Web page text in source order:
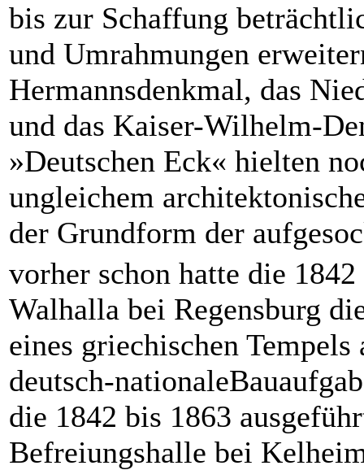
bis zur Schaffung
und Umrahmungen
Hermannsdenkmal, das
und das Kaiser-Wilhelm-
»Deutschen Eck« hielten
ungleichem
der Grundform der
vorher schon hatte die
Walhalla bei Regensburg
eines griechischen Tempels
deutsch-
die 1842 bis 1863
Befreiungshalle bei